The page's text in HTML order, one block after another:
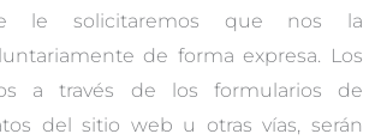
le solicitaremos que nos la
de forma expresa. Los
a través de los formularios de
del sitio web u otras vías, serán